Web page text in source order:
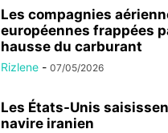
Les compagnies
européennes frappées
hausse du carburant
Rizlene - 07/05/2026
Les États-Unis
navire iranien